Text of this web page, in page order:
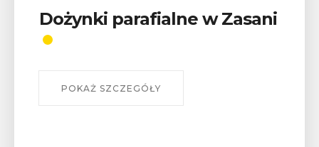
Wykład „Jak zdobyć
odznaki na myślenickich
W środę 12 sierpnia o godz. 17 w Miejskiej